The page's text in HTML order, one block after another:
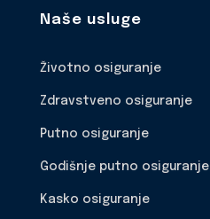
Naše usluge
Životno osiguranje
Zdravstveno osiguranje
Putno osiguranje
Godišnje putno osiguranje
Kasko osiguranje